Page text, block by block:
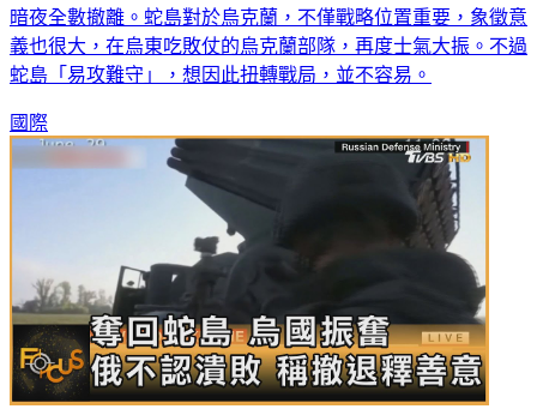
暗夜全數撤離。蛇島對於烏克蘭，不僅戰略位置重要，象徵意
義也很大，在烏東吃敗仗的烏克蘭部隊，再度士氣大振。不過
蛇島「易攻難守」，想因此扭轉戰局，並不容易。
國際